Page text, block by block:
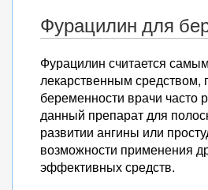
Фурацилин для
Фурацилин считается
лекарственным средством,
беременности врачи часто
данный препарат для
развитии ангины или
возможности применения
эффективных средств.